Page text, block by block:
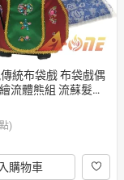
統布袋戲 布袋戲偶
流體熊組 流蘇髮簪
布偶 木偶人偶玩偶
袋戲手偶
點)
購物車